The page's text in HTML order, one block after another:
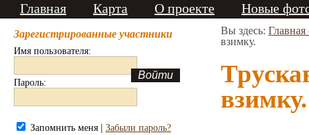
Главная Карта О проекте Новые
Зарегистрированные участники
Имя пользователя:
Пароль:
Запомнить меня | Забыли пароль?
Вы здесь: Главная
взимку.